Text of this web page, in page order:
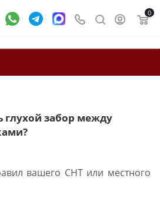
0
глухой забор между
вашего СНТ или местного